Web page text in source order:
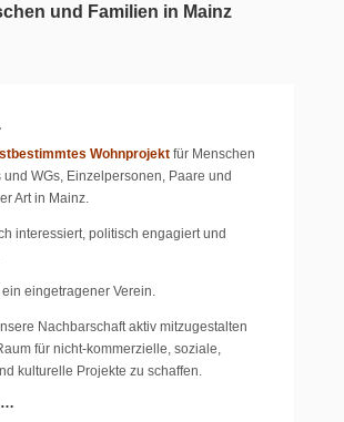
und Familien in Mainz
Wohnprojektfür Menschen
und WGs, Einzelpersonen, Paare und
Art in Mainz.
interessiert, politisch engagiert und
eingetragener Verein.
Nachbarschaft aktiv mitzugestalten
für nicht-kommerzielle, soziale,
kulturelle Projekte zu schaffen.